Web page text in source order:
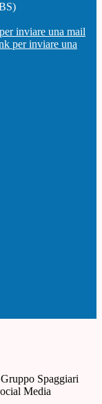
inviare una mail
per inviare una
Spaggiari
Media